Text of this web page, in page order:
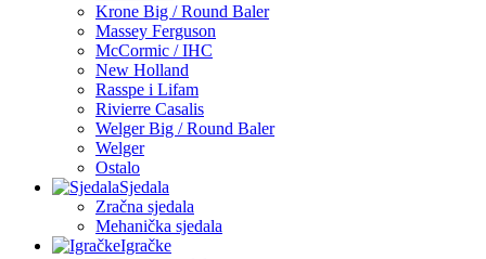
Krone Big / Round Baler
Massey Ferguson
McCormic / IHC
New Holland
Rasspe i Lifam
Rivierre Casalis
Welger Big / Round Baler
Welger
Ostalo
Sjedala
Zračna sjedala
Mehanička sjedala
Igračke